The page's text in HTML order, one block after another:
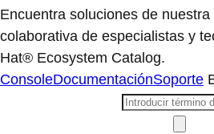
Encuentra soluciones de nuestra
colaborativa de especialistas y
Hat® Ecosystem Catalog.
ConsoleDocumentaciónSoporte